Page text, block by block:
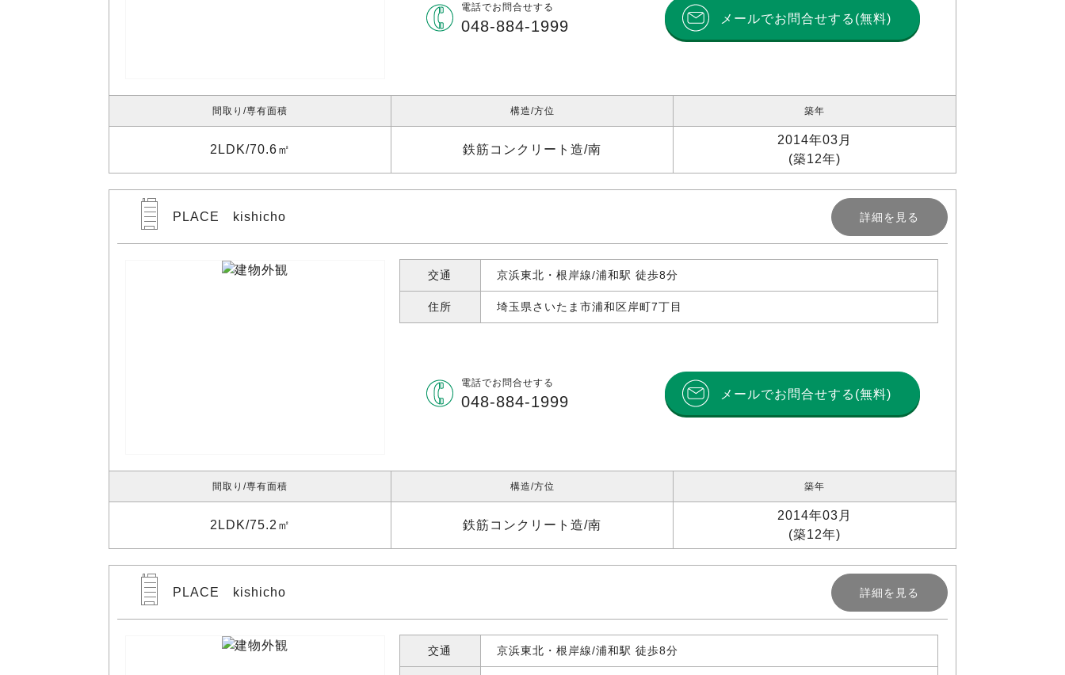
電話でお問合せする
048-884-1999 メールでお問合せする(無料)
間取り 専有面積
2LDK 70.6㎡
構造 方位
鉄筋コンクリート造 南
築年
2014年03月
(築12年)
PLACE kishicho 詳細を見る
交通 京浜東北・根岸線/浦和駅 徒歩8分
住所 埼玉県さいたま市浦和区岸町7丁目
電話でお問合せする
048-884-1999 メールでお問合せする(無料)
間取り 専有面積
2LDK 75.2㎡
構造 方位
鉄筋コンクリート造 南
築年
2014年03月
(築12年)
PLACE kishicho 詳細を見る
交通 京浜東北・根岸線/浦和駅 徒歩8分